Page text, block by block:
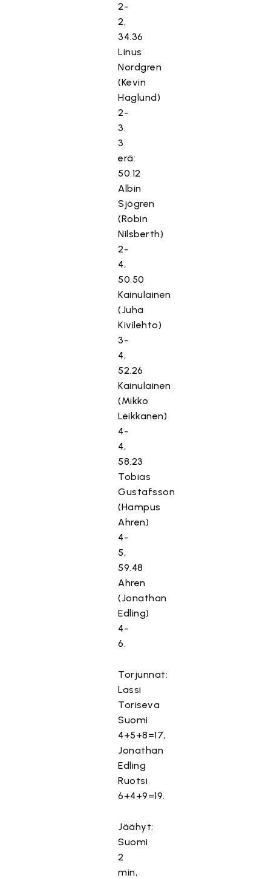
2-
2,
34.36
Linus
Nordgren
(Kevin
Haglund)
2-
3.
3.
erä:
50.12
Albin
Sjögren
(Robin
Nilsberth)
2-
4,
50.50
Kainulainen
(Juha
Kivilehto)
3-
4,
52.26
Kainulainen
(Mikko
Leikkanen)
4-
4,
58.23
Tobias
Gustafsson
(Hampus
Ahren)
4-
5,
59.48
Ahren
(Jonathan
Edling)
4-
6.
Torjunnat:
Lassi
Toriseva
Suomi
4+5+8=17,
Jonathan
Edling
Ruotsi
6+4+9=19.
Jäähyt:
Suomi
2
min,